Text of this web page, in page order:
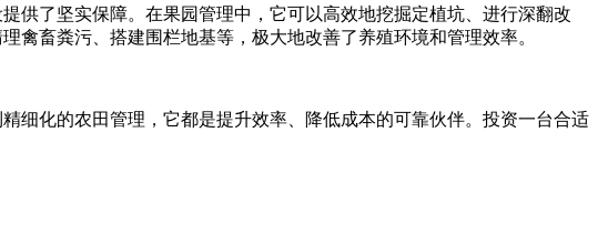
供了坚实保障。在果园管理中，它可以高效地挖掘定植坑、进行深翻改
禽畜粪污、搭建围栏地基等，极大地改善了养殖环境和管理效率。
细化的农田管理，它都是提升效率、降低成本的可靠伙伴。投资一台合适